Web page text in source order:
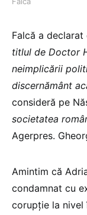
Falcă a declarat
titlul de Doctor
neimplicării
discernământ
consideră pe
societatea
Agerpres.
Amintim că
condamnat cu
corupţie la